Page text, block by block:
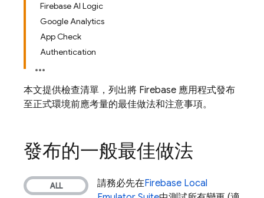
Firebase AI Logic
Google Analytics
App Check
Authentication
本文提供檢查清單，列出將 Firebase 應用程式發布
至正式環境前應考量的最佳做法和注意事項。
發布的一般最佳做法
請務必先在Firebase Local